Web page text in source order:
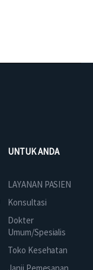
UNTUK ANDA
LAYANAN PASIEN
Konsultasi
Dokter
Umum/Spesialis
Toko Kesehatan